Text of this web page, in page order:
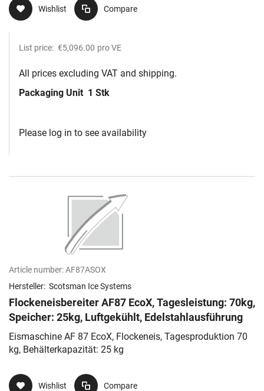
Wishlist Compare
List price: €5,096.00 pro VE
All prices excluding VAT and shipping.
Packaging Unit 1 Stk
Please log in to see availability
Article number:AF87ASOX
Hersteller: Scotsman Ice Systems
Flockeneisbereiter AF87 EcoX, Tagesleistung: 70kg,
Speicher: 25kg, Luftgekühlt, Edelstahlausführung
Eismaschine AF 87 EcoX, Flockeneis, Tagesproduktion 70
kg, Behälterkapazität: 25 kg
Wishlist Compare